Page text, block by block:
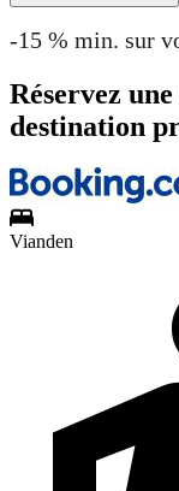
-15 % min. sur
Réservez
destination
Vianden